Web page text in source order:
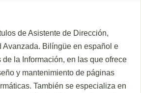
de Asistente de Dirección,
Bilíngüe en español e
la Información, en las que ofrece
y mantenimiento de páginas
También se especializa en